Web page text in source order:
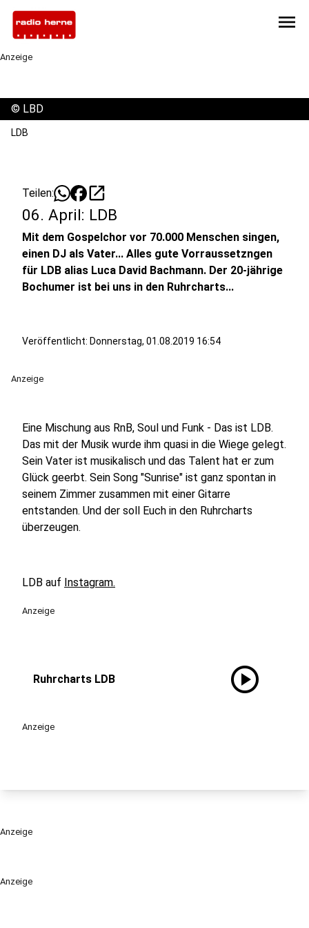
menu
Anzeige
Anzeige
© LBD
LDB
Teilen: open_in_new
06. April: LDB
Mit dem Gospelchor vor 70.000 Menschen singen,
einen DJ als Vater... Alles gute Vorraussetzngen
für LDB alias Luca David Bachmann. Der 20-jährige
Bochumer ist bei uns in den Ruhrcharts...
Veröffentlicht: Donnerstag, 01.08.2019 16:54
Anzeige
Eine Mischung aus RnB, Soul und Funk - Das ist LDB.
Das mit der Musik wurde ihm quasi in die Wiege gelegt.
Sein Vater ist musikalisch und das Talent hat er zum
Glück geerbt. Sein Song "Sunrise" ist ganz spontan in
seinem Zimmer zusammen mit einer Gitarre
entstanden. Und der soll Euch in den Ruhrcharts
überzeugen.
LDB auf Instagram.
Anzeige
Ruhrcharts LDB play_circle
Anzeige
Anzeige